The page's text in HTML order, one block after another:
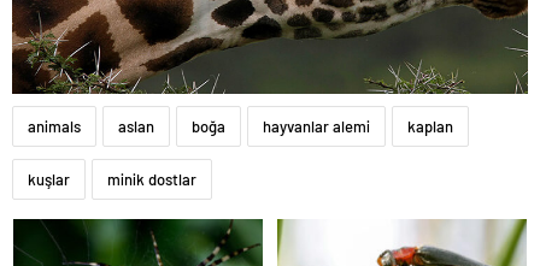
animals aslan boğa hayvanlar alemi kaplan
kuşlar minik dostlar